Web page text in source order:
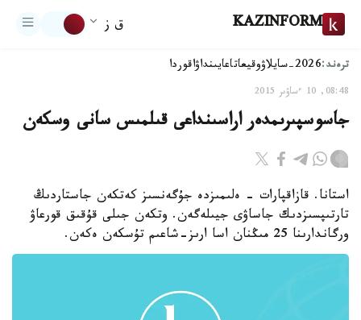
KAZINFORM ق ز
ترەند:2026-سايلاۋ وقيعاتاعايىنداۋاقوردا
08:48, 10 ءساۋىر 2015
جاسوسپىرىمدەر اراسىنداعى قىلمىس سانى وسكەن
استانا. قازاقپارات - ەلىمىزدە جۇگەنسىز كەتكەن جاستاردىڭ
تارتىپسىزدىك جاساۋى جيىلەگەن. وتكەن جىلى قۇقىق قورعاۋ
ورگاندارىنا 25 مىڭنان اسا ارىز-شاعىم تۇسكەن ەكەن.